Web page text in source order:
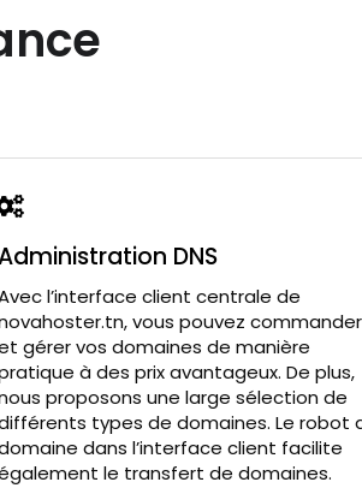
DNS
l’interface client centrale de
vous pouvez commander
gérer vos domaines de manière
à des prix avantageux. De plus,
proposons une large sélection de
types de domaines. Le robot
dans l’interface client facilite
le transfert de domaines.